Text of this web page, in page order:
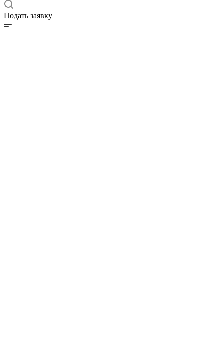
Подать заявку